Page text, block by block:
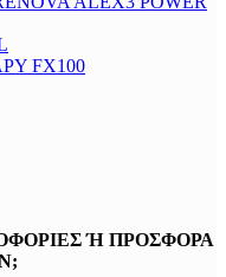
FX100
Ή ΠΡΟΣΦΟΡΑ